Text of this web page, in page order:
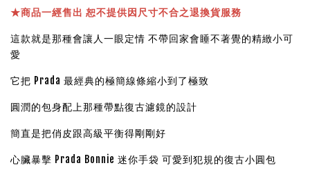
★商品一經售出 恕不提供因尺寸不合之退換貨服務
這款就是那種會讓人一眼定情 不帶回家會睡不著覺的精緻小可
愛
它把 Prada 最經典的極簡線條縮小到了極致
圓潤的包身配上那種帶點復古濾鏡的設計
簡直是把俏皮跟高級平衡得剛剛好
心臟暴擊 Prada Bonnie 迷你手袋 可愛到犯規的復古小圓包